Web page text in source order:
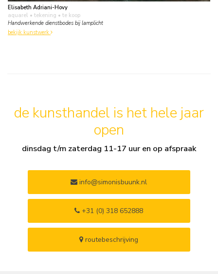
Elisabeth Adriani-Hovy
aquarel • tekening • te koop
Handwerkende dienstbodes bij lamplicht
bekijk kunstwerk
de kunsthandel is het hele jaar
open
dinsdag t/m zaterdag 11-17 uur en op afspraak
info@simonisbuunk.nl
+31 (0) 318 652888
routebeschrijving